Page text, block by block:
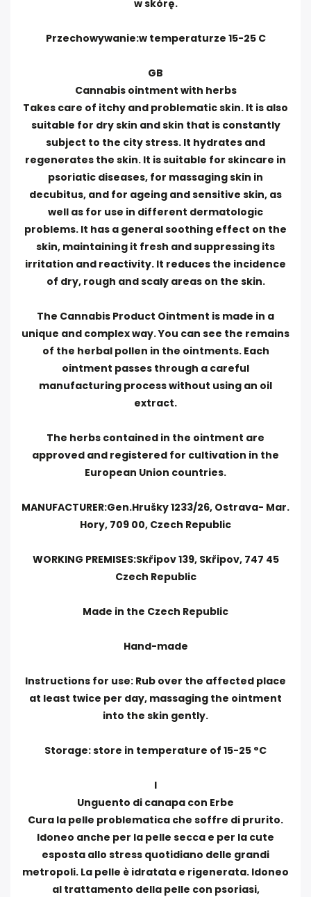
w skórę.
Przechowywanie:w temperaturze 15-25 C
GB
Cannabis ointment with herbs
Takes care of itchy and problematic skin. It is also
suitable for dry skin and skin that is constantly
subject to the city stress. It hydrates and
regenerates the skin. It is suitable for skincare in
psoriatic diseases, for massaging skin in
decubitus, and for ageing and sensitive skin, as
well as for use in different dermatologic
problems. It has a general soothing effect on the
skin, maintaining it fresh and suppressing its
irritation and reactivity. It reduces the incidence
of dry, rough and scaly areas on the skin.
The Cannabis Product Ointment is made in a
unique and complex way. You can see the remains
of the herbal pollen in the ointments. Each
ointment passes through a careful
manufacturing process without using an oil
extract.
The herbs contained in the ointment are
approved and registered for cultivation in the
European Union countries.
MANUFACTURER:Gen.Hrušky 1233/26, Ostrava- Mar.
Hory, 709 00, Czech Republic
WORKING PREMISES:Skřipov 139, Skřipov, 747 45
Czech Republic
Made in the Czech Republic
Hand-made
Instructions for use: Rub over the affected place
at least twice per day, massaging the ointment
into the skin gently.
Storage: store in temperature of 15-25 °C
I
Unguento di canapa con Erbe
Cura la pelle problematica che soffre di prurito.
Idoneo anche per la pelle secca e per la cute
esposta allo stress quotidiano delle grandi
metropoli. La pelle è idratata e rigenerata. Idoneo
al trattamento della pelle con psoriasi,